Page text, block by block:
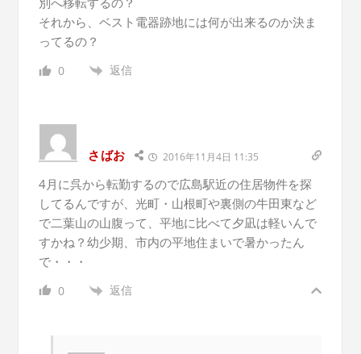
それから、ベスト電器跡地には何が出来るのか決ま
ってるの？
0 返信
さばお 2016年11月4日 11:35
4月に呉から転勤するので広島駅近の住居物件を探
してるんですが、光町・山根町や裏側の牛田東など
で二葉山の山腹って、平地に比べて夕凪は軽いんで
すかね？幼少期、市内の平地住まいで暑かったん
で・・・
0 返信